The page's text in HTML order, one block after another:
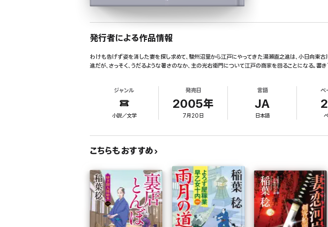
発行者による作品情報
わけも告げず姿を消した妻を探し求めて、駿州沼里から江戸にやってきた湯瀬直之進は、小日向東
進だが、さっそく、うだるような暑さのなか、主の光右衛門について江戸の商家を回ることになる。書
ジャンル
小説／文学
発売日
2005年
7月20日
言語
JA
日本語
ペ
こちらもおすすめ